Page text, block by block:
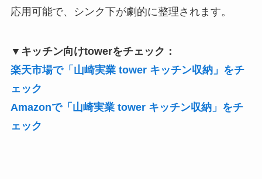
応用可能で、シンク下が劇的に整理されます。
▼キッチン向けtowerをチェック：
楽天市場で「山崎実業 tower キッチン収納」をチ
ェック
Amazonで「山崎実業 tower キッチン収納」をチ
ェック